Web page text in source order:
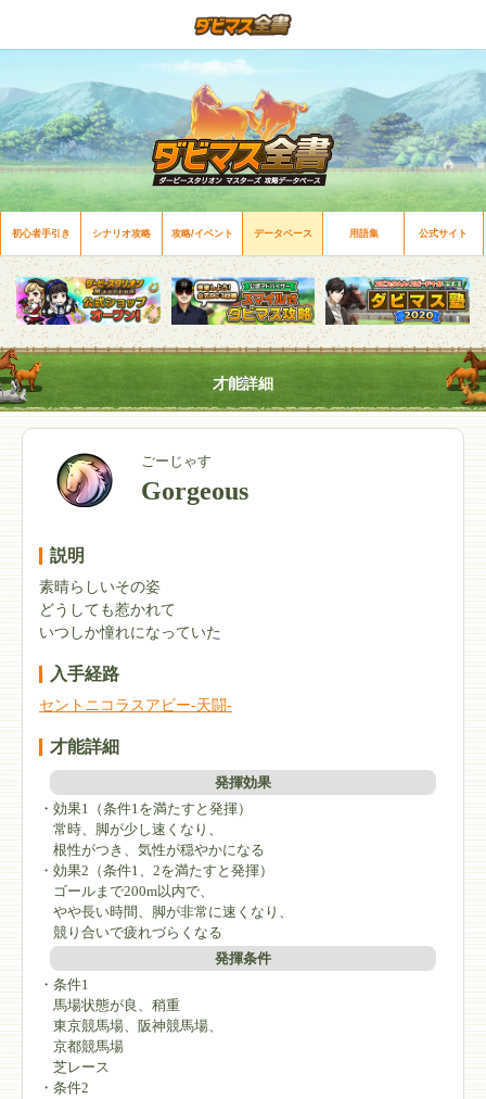
初心者手引き シナリオ攻略 攻略/イベント データベース 用語集 公式サイト
才能詳細
ごーじゃす
Gorgeous
説明
素晴らしいその姿
どうしても惹かれて
いつしか憧れになっていた
入手経路
セントニコラスアビー-天闘-
才能詳細
発揮効果
・効果1（条件1を満たすと発揮）
常時、脚が少し速くなり、
根性がつき、気性が穏やかになる
・効果2（条件1、2を満たすと発揮）
ゴールまで200m以内で、
やや長い時間、脚が非常に速くなり、
競り合いで疲れづらくなる
発揮条件
・条件1
馬場状態が良、稍重
東京競馬場、阪神競馬場、
京都競馬場
芝レース
・条件2